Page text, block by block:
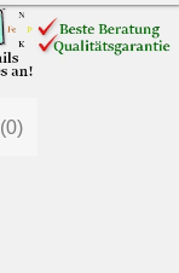
(0)